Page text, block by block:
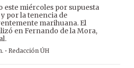
este miércoles por supuesta
y por la tenencia de
marihuana. El
en Fernando de la Mora,
· Redacción ÚH